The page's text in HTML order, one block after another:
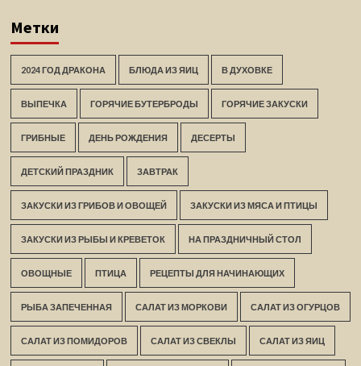
Метки
2024 ГОД ДРАКОНА БЛЮДА ИЗ ЯИЦ В ДУХОВКЕ
ВЫПЕЧКА ГОРЯЧИЕ БУТЕРБРОДЫ ГОРЯЧИЕ ЗАКУСКИ
ГРИБНЫЕ ДЕНЬ РОЖДЕНИЯ ДЕСЕРТЫ
ДЕТСКИЙ ПРАЗДНИК ЗАВТРАК
ЗАКУСКИ ИЗ ГРИБОВ И ОВОЩЕЙ ЗАКУСКИ ИЗ МЯСА И ПТИЦЫ
ЗАКУСКИ ИЗ РЫБЫ И КРЕВЕТОК НА ПРАЗДНИЧНЫЙ СТОЛ
ОВОЩНЫЕ ПТИЦА РЕЦЕПТЫ ДЛЯ НАЧИНАЮЩИХ
РЫБА ЗАПЕЧЕННАЯ САЛАТ ИЗ МОРКОВИ САЛАТ ИЗ ОГУРЦОВ
САЛАТ ИЗ ПОМИДОРОВ САЛАТ ИЗ СВЕКЛЫ САЛАТ ИЗ ЯИЦ